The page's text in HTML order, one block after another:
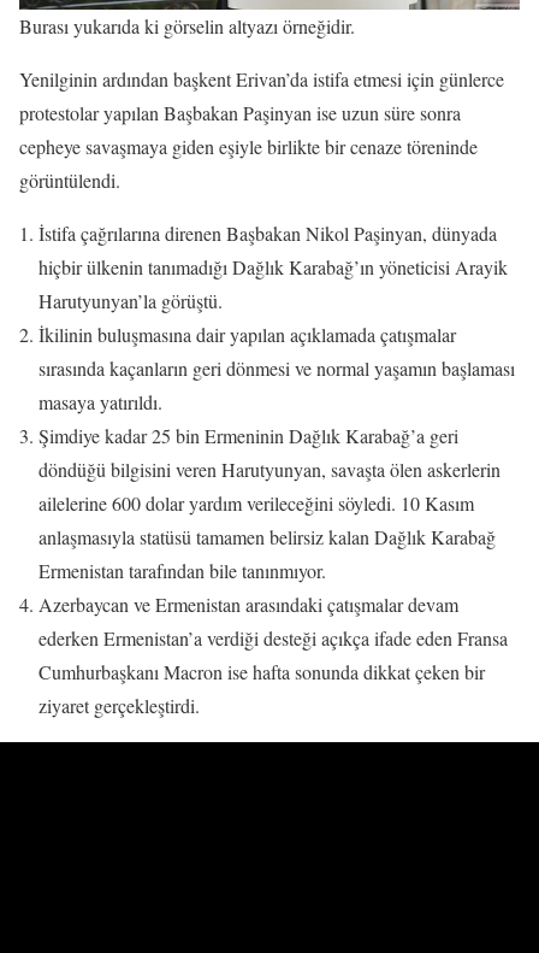
Burası yukarıda ki görselin altyazı örneğidir.
Yenilginin ardından başkent Erivan’da istifa etmesi için günlerce
protestolar yapılan Başbakan Paşinyan ise uzun süre sonra
cepheye savaşmaya giden eşiyle birlikte bir cenaze töreninde
görüntülendi.
İstifa çağrılarına direnen Başbakan Nikol Paşinyan, dünyada
hiçbir ülkenin tanımadığı Dağlık Karabağ’ın yöneticisi Arayik
Harutyunyan’la görüştü.
İkilinin buluşmasına dair yapılan açıklamada çatışmalar
sırasında kaçanların geri dönmesi ve normal yaşamın başlaması
masaya yatırıldı.
Şimdiye kadar 25 bin Ermeninin Dağlık Karabağ’a geri
döndüğü bilgisini veren Harutyunyan, savaşta ölen askerlerin
ailelerine 600 dolar yardım verileceğini söyledi. 10 Kasım
anlaşmasıyla statüsü tamamen belirsiz kalan Dağlık Karabağ
Ermenistan tarafından bile tanınmıyor.
Azerbaycan ve Ermenistan arasındaki çatışmalar devam
ederken Ermenistan’a verdiği desteği açıkça ifade eden Fransa
Cumhurbaşkanı Macron ise hafta sonunda dikkat çeken bir
ziyaret gerçekleştirdi.